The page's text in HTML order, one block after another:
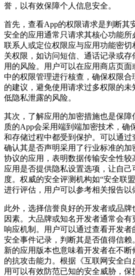
誉，以有效保障个人信息安全。
首先，查看App的权限请求是判断其
安全的应用通常只请求其核心功能
联系人或定位权限应与应用功能密
关权限，如访问短信、通话记录或
用的风险。用户可以在应用商店页
中的权限管理进行核查，确保权限
的建议，避免使用请求过多权限的
低隐私泄露的风险。
其次，了解应用的加密措施也是保
质的App会采用端到端加密技术，确
和存储过程中都受到保护。可以通过
确认其是否声明采用了行业标准的加
协议的应用，表明数据传输安全性
应用是否提供隐私设置选项，让自
度。权威的安全评测机构如“安全联
进行评估，用户可以参考相关报告以
此外，选择信誉良好的开发者或品
因素。大品牌或知名开发者通常会
响应机制。用户可以通过查看开发者
安全事件记录，判断其是否值得信
新的应用版本也意味着开发者在不断
的抗攻击能力。根据《互联网安全
用可以有效防范已知的安全威胁，